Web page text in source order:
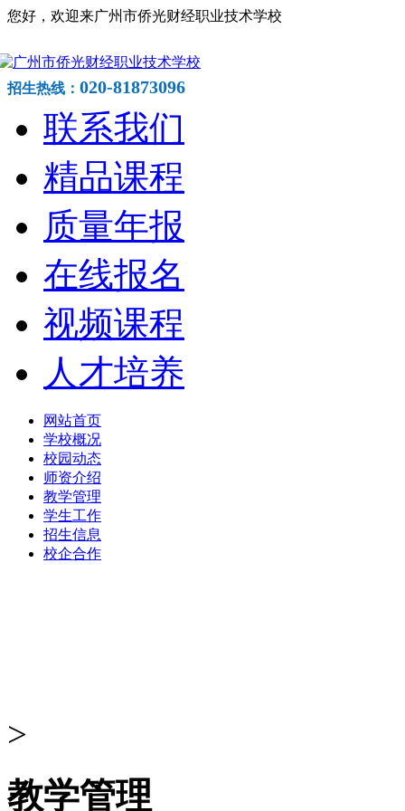
您好，欢迎来广州市侨光财经职业技术学校
招生热线： 020-81873096
联系我们
精品课程
质量年报
在线报名
视频课程
人才培养
网站首页
学校概况
校园动态
师资介绍
教学管理
学生工作
招生信息
校企合作
>
教学管理